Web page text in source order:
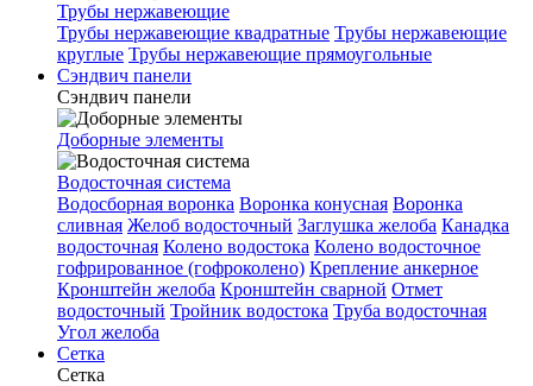
Трубы нержавеющие
Трубы нержавеющие квадратные Трубы нержавеющие
круглые Трубы нержавеющие прямоугольные
Сэндвич панели
Сэндвич панели
Доборные элементы
Водосточная система
Водосборная воронка Воронка конусная Воронка
сливная Желоб водосточный Заглушка желоба Канадка
водосточная Колено водостока Колено водосточное
гофрированное (гофроколено) Крепление анкерное
Кронштейн желоба Кронштейн сварной Отмет
водосточный Тройник водостока Труба водосточная
Угол желоба
Сетка
Сетка